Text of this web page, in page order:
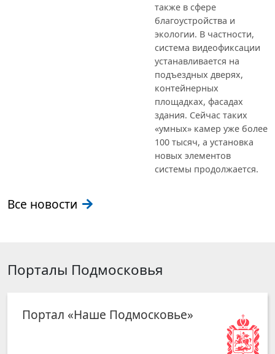
также в сфере
благоустройства и
экологии. В частности,
система видеофиксации
устанавливается на
подъездных дверях,
контейнерных
площадках, фасадах
здания. Сейчас таких
«умных» камер уже более
100 тысяч, а установка
новых элементов
системы продолжается.
Все новости
Порталы Подмосковья
Портал «Наше Подмосковье»